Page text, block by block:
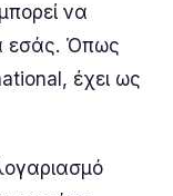
να
εσάς. Όπως
έχει ως